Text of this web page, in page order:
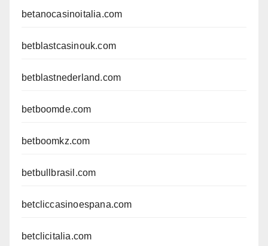
betanocasinoitalia.com
betblastcasinouk.com
betblastnederland.com
betboomde.com
betboomkz.com
betbullbrasil.com
betcliccasinoespana.com
betclicitalia.com